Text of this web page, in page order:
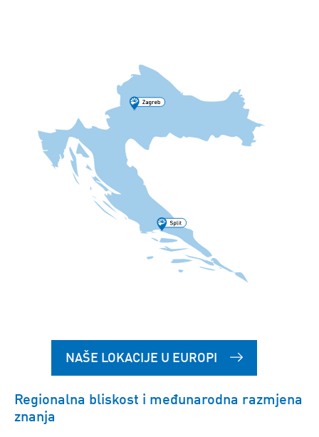
NAŠE LOKACIJE U EUROPI
Regionalna bliskost i međunarodna razmjena
znanja